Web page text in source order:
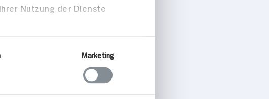
Nutzung der Dienste
Marketing
860 kcal p. Portion